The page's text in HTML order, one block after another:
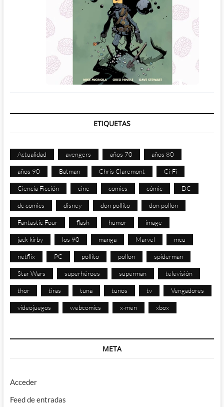
ETIQUETAS
Actualidad avengers años 70 años 80
años 90 Batman Chris Claremont Ci-Fi
Ciencia Ficción cine comics cómic DC
dc comics disney don pollito don pollon
Fantastic Four flash humor image
jack kirby los 90 manga Marvel mcu
netflix PC pollito pollon spiderman
Star Wars superhéroes superman televisión
thor tiras tuna tunos tv Vengadores
videojuegos webcomics x-men xbox
META
Acceder
Feed de entradas